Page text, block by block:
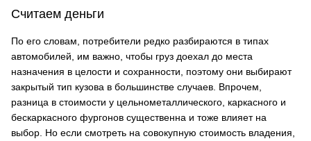
Считаем деньги
По его словам, потребители редко разбираются в типах
автомобилей, им важно, чтобы груз доехал до места
назначения в целости и сохранности, поэтому они выбирают
закрытый тип кузова в большинстве случаев. Впрочем,
разница в стоимости у цельнометаллического, каркасного и
бескаркасного фургонов существенна и тоже влияет на
выбор. Но если смотреть на совокупную стоимость владения,